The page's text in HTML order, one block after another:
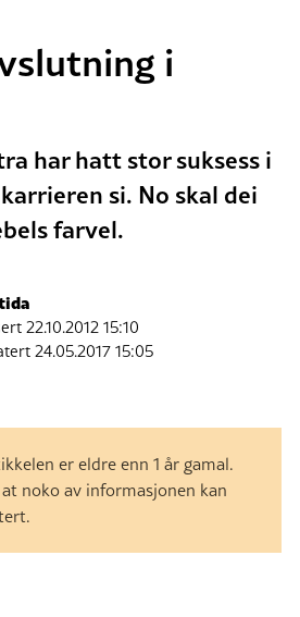
i
har hatt stor suksess i
si. No skal dei
farvel.
22.10.2012 15:10
24.05.2017 15:05
er eldre enn 1 år gamal.
noko av informasjonen kan